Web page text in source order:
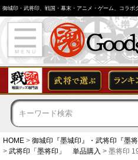
御城印・武将印、戦国・幕末・アニメ・ゲーム、コラボ
HOME
御城印『墨城印』・武将印『墨
武将印「墨将印」 単品購入
墨将印